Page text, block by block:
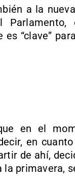
a la
Parlamento,
es “clave”
en el
en
de ahí,
la primavera,